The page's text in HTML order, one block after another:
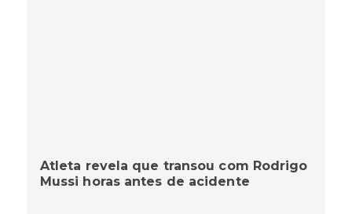
Atleta revela que transou com Rodrigo
Mussi horas antes de acidente